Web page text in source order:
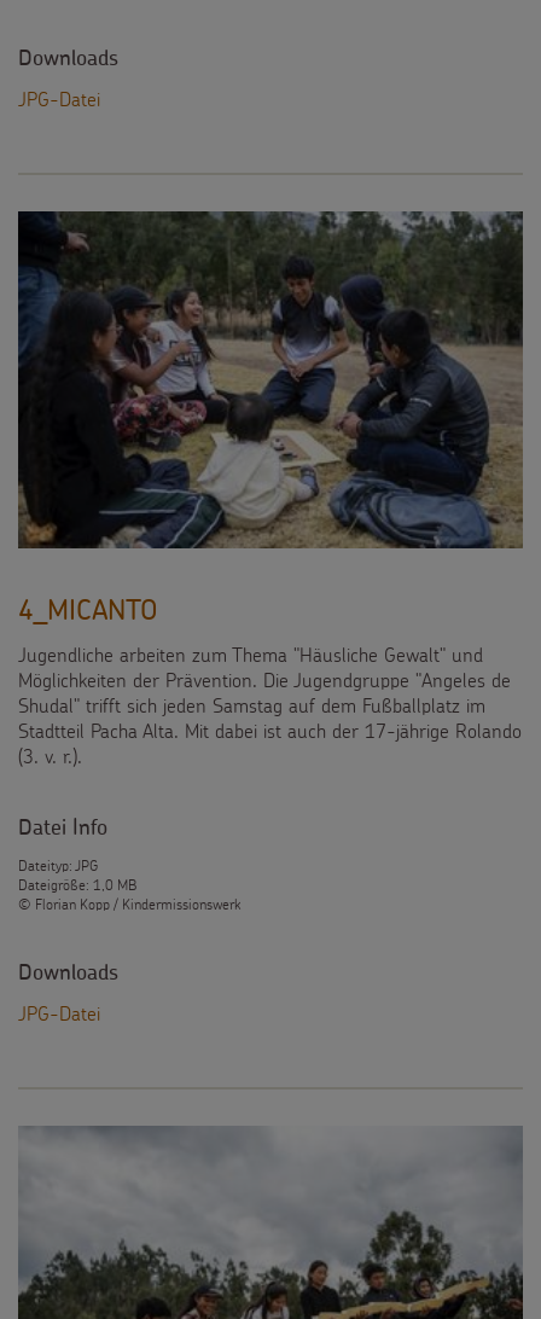
Downloads
JPG-Datei
4_MICANTO
Jugendliche arbeiten zum Thema "Häusliche Gewalt" und
Möglichkeiten der Prävention. Die Jugendgruppe "Angeles de
Shudal" trifft sich jeden Samstag auf dem Fußballplatz im
Stadtteil Pacha Alta. Mit dabei ist auch der 17-jährige Rolando
(3. v. r.).
Datei Info
Dateityp: JPG
Dateigröße: 1,0 MB
© Florian Kopp / Kindermissionswerk
Downloads
JPG-Datei